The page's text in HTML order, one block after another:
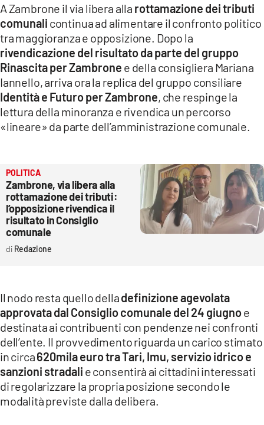
LACONAIR.IT
LACITYMAG.IT
ILREGGINO.IT
COSENZACHANNEL.IT
ILVIBONESE.IT
LACAPITALENEWS.IT
App
ANDROID
APPLE
A Zambrone il via libera alla rottamazione dei tributi
comunali continua ad alimentare il confronto politico
tra maggioranza e opposizione. Dopo la
rivendicazione del risultato da parte del gruppo
Rinascita per Zambrone e della consigliera Mariana
Iannello, arriva ora la replica del gruppo consiliare
Identità e Futuro per Zambrone, che respinge la
lettura della minoranza e rivendica un percorso
«lineare» da parte dell’amministrazione comunale.
POLITICA
Zambrone, via libera alla
rottamazione dei tributi:
l’opposizione rivendica il
risultato in Consiglio
comunale
Redazione
Il nodo resta quello delladefinizione agevolata
approvata dal Consiglio comunale del 24 giugnoe
destinata ai contribuenti con pendenze nei confronti
dell’ente. Il provvedimento riguarda un carico stimato
in circa620mila euro tra Tari, Imu, servizio idrico e
sanzioni stradali e consentirà ai cittadini interessati
di regolarizzare la propria posizione secondo le
modalità previste dalla delibera.